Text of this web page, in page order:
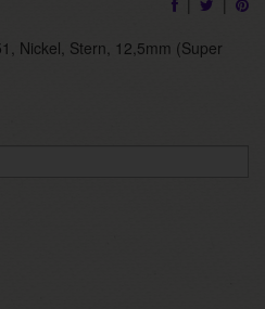
|
|
Nickel, Stern, 12,5mm (Super